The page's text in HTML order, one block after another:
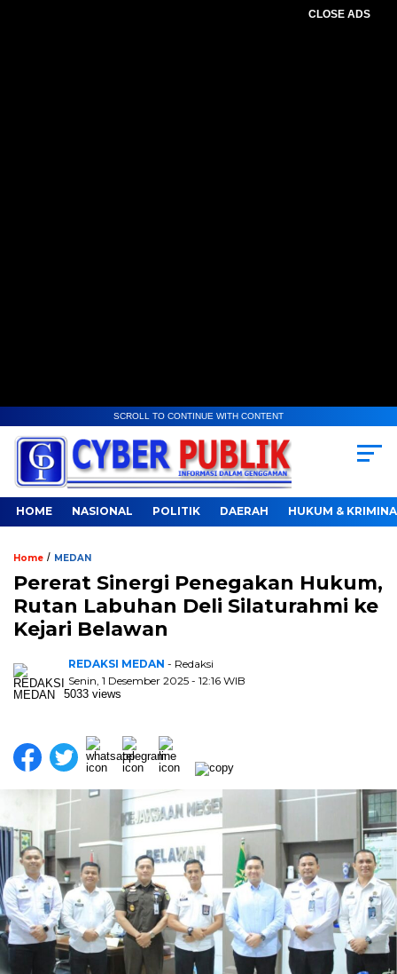
CLOSE ADS
SCROLL TO CONTINUE WITH CONTENT
HOME NASIONAL POLITIK DAERAH HUKUM &
Home / MEDAN
Pererat Sinergi Penegakan Hukum,
Rutan Labuhan Deli Silaturahmi ke
Kejari Belawan
REDAKSI MEDAN - Redaksi
Senin, 1 Desember 2025 - 12:16 WIB
5033 views